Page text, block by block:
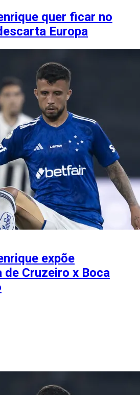
quer ficar no
Europa
expõe
Cruzeiro x Boca